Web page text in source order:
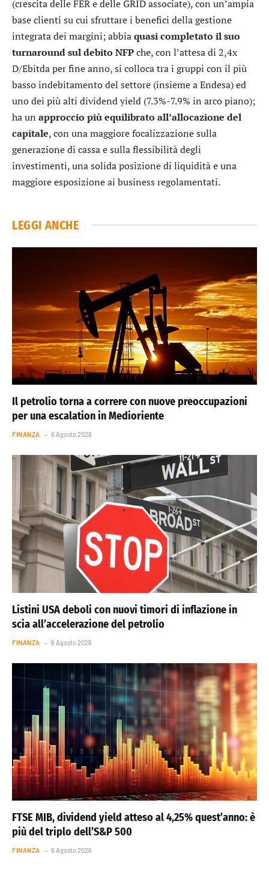
(crescita delle FER e delle GRID associate), con un’ampia
base clienti su cui sfruttare i benefici della gestione
integrata dei margini; abbiaquasi completato il suo
turnaround sul debito NFPche, con l’attesa di 2,4x
D/Ebitda per fine anno, si colloca tra i gruppi con il più
basso indebitamento del settore (insieme aEndesa) ed
uno dei più alti dividend yield (7.3%-7.9% in arco piano);
ha un approccio più equilibrato all’allocazione del
capitale, con una maggiore focalizzazione sulla
generazione di cassa e sulla flessibilità degli
investimenti, una solida posizione di liquidità e una
maggiore esposizione ai business regolamentati.
LEGGI ANCHE
Il petrolio torna a correre con nuove preoccupazioni
per una escalation in Medioriente
FINANZA 6 Agosto 2026
Listini USA deboli con nuovi timori di inflazione in
scia all’accelerazione del petrolio
FINANZA 6 Agosto 2026
FTSE MIB, dividend yield atteso al 4,25% quest’anno: è
più del triplo dell’S&P 500
FINANZA 6 Agosto 2026